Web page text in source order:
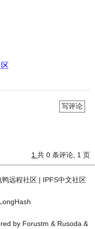
写评论
1 共 0 条评论, 1 页
鸭远程社区| IPFS中文社区
by Forustm & Rusoda &